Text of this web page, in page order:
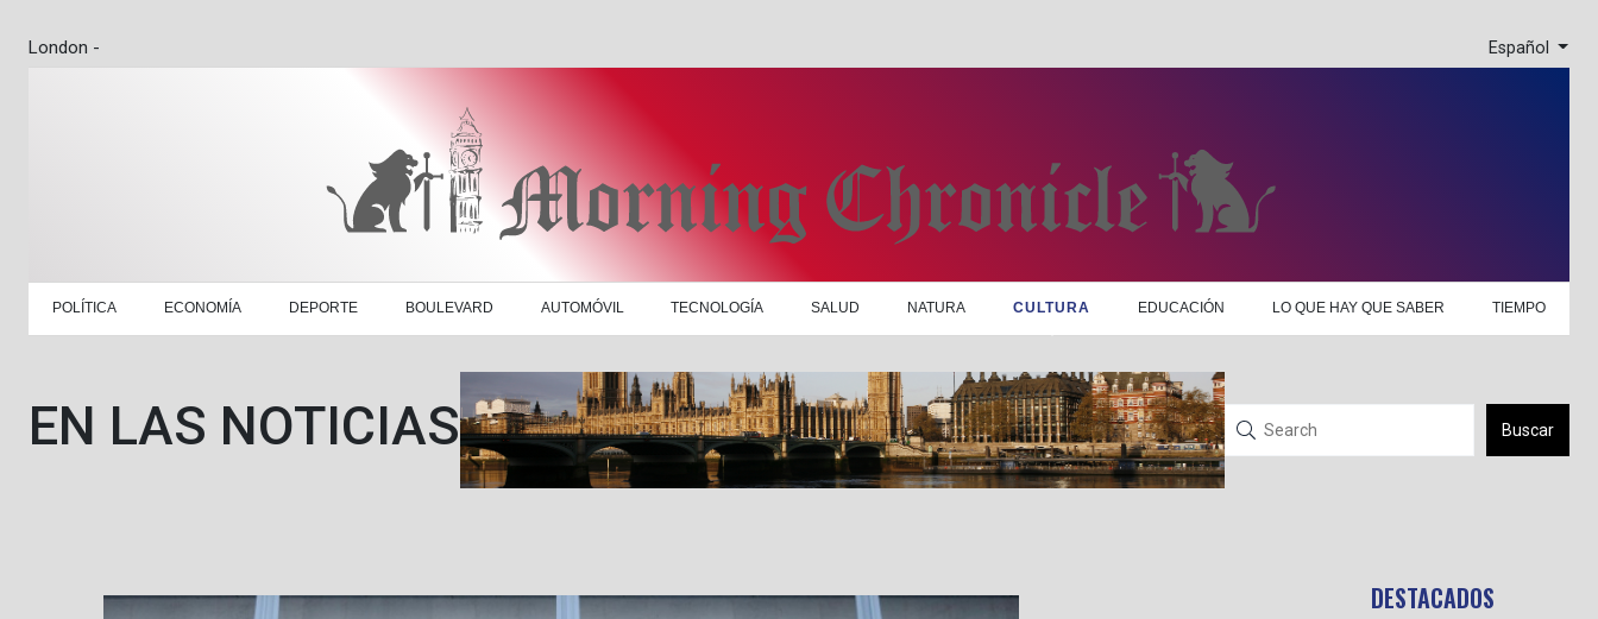
London - Español
POLÍTICA ECONOMÍA DEPORTE BOULEVARD AUTOMÓVIL TECNOLOGÍA SALUD NATURA CULTURA EDUCACIÓN LO QUE HAY QUE SABER TIEMPO
EN LAS NOTICIAS Buscar
DESTACADOS